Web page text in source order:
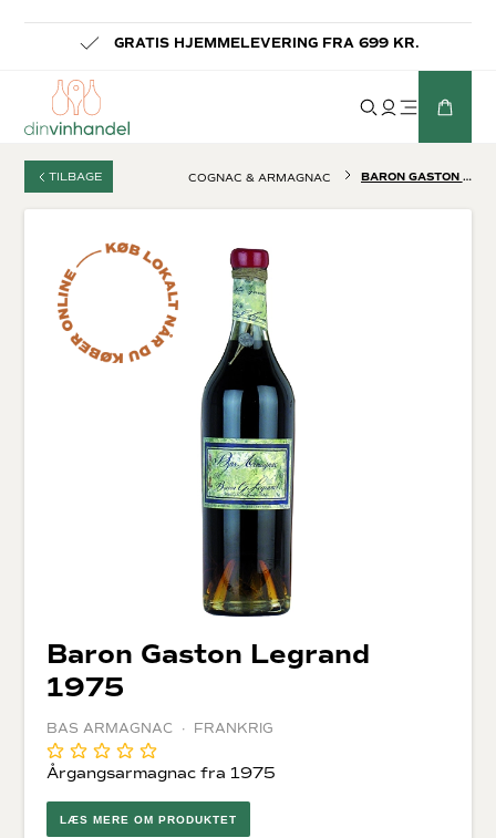
LEVERING INDENFOR 1-3 HVERDAGE
TILBAGE COGNAC & ARMAGNAC BARON GASTON LEGRAND 1975
Baron Gaston Legrand
1975
BAS ARMAGNAC · FRANKRIG
Årgangsarmagnac fra 1975
LÆS MERE OM PRODUKTET